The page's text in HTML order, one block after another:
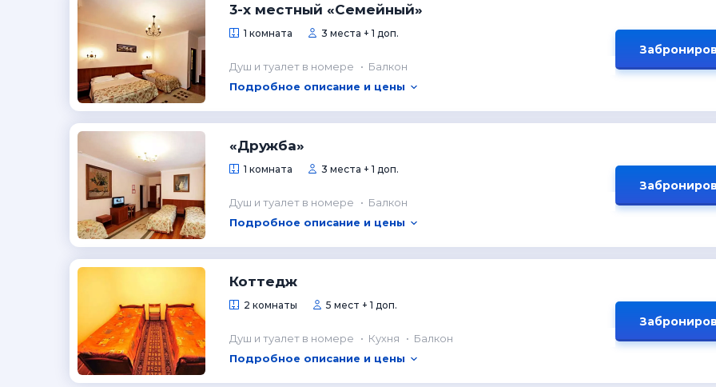
3-х местный «Семейный»
1 комната 3 места + 1 доп.
Душ и туалет в номере
Балкон
Подробное описание и цены
«Дружба»
1 комната 3 места + 1 доп.
Душ и туалет в номере
Балкон
Подробное описание и цены
Коттедж
2 комнаты 5 мест + 1 доп.
Душ и туалет в номере Кухня
Балкон
Подробное описание и цены